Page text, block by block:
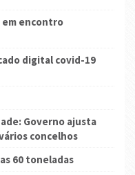
em encontro
digital covid-19
Governo ajusta
concelhos
60 toneladas